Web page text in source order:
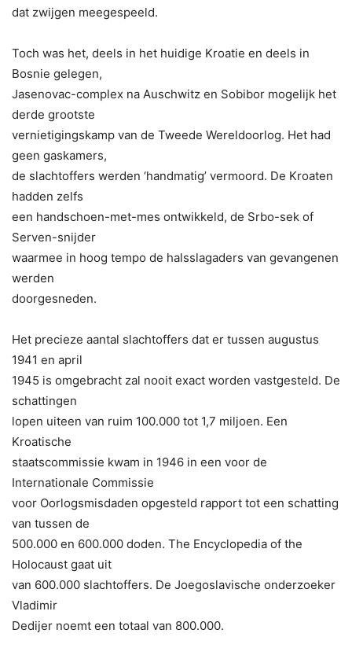
dat zwijgen meegespeeld.
Toch was het, deels in het huidige Kroatie en deels in
Bosnie gelegen,
Jasenovac-complex na Auschwitz en Sobibor mogelijk het
derde grootste
vernietigingskamp van de Tweede Wereldoorlog. Het had
geen gaskamers,
de slachtoffers werden ‘handmatig’ vermoord. De Kroaten
hadden zelfs
een handschoen-met-mes ontwikkeld, de Srbo-sek of
Serven-snijder
waarmee in hoog tempo de halsslagaders van gevangenen
werden
doorgesneden.
Het precieze aantal slachtoffers dat er tussen augustus
1941 en april
1945 is omgebracht zal nooit exact worden vastgesteld. De
schattingen
lopen uiteen van ruim 100.000 tot 1,7 miljoen. Een
Kroatische
staatscommissie kwam in 1946 in een voor de
Internationale Commissie
voor Oorlogsmisdaden opgesteld rapport tot een schatting
van tussen de
500.000 en 600.000 doden. The Encyclopedia of the
Holocaust gaat uit
van 600.000 slachtoffers. De Joegoslavische onderzoeker
Vladimir
Dedijer noemt een totaal van 800.000.